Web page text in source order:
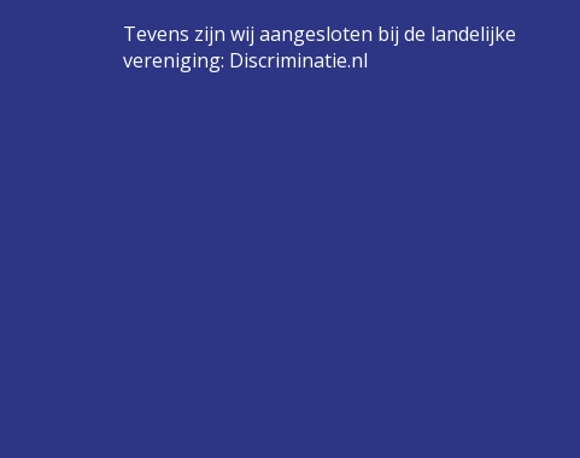
Tevens zijn wij aangesloten bij de landelijke
vereniging: Discriminatie.nl